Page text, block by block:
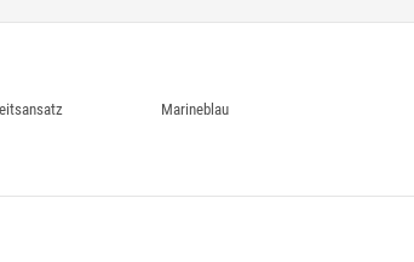
Marineblau